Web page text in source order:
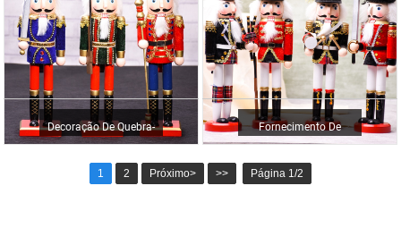
Pequeno Chris...
Decoração De Quebra-
Soldado De Madeira De
Fornecimento De
Madeira De Alta
1 2 Próximo> >> Página 1/2